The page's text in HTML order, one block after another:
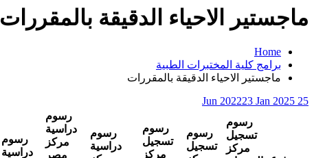
ماجستير الاحياء الدقيقة بالمقررات
Home
برامج كلية المختبرات الطبية
ماجستير الاحياء الدقيقة بالمقررات
25 Jun 2022
23 Jan 2025
رسوم
دراسية
رسوم
دراسية
مركز
مصر
رسوم
دراسية
رسوم
تسجيل
مركز
رسوم
تسجيل
رسوم
تسجيل
مركز